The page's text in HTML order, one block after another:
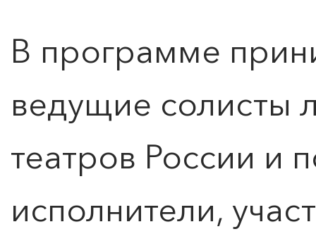
В программе
ведущие солисты
театров России и
исполнители,